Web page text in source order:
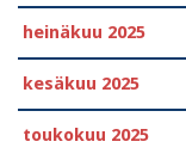
heinäkuu 2025
kesäkuu 2025
toukokuu 2025